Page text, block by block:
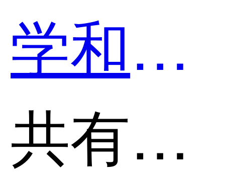
学和Q-
chat哪
共有分类：AI助理